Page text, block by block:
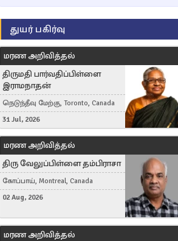
துயர் பகிர்வு
மரண அறிவித்தல்
திருமதி பார்வதிப்பிள்ளை
இராமநாதன்
நெடுந்தீவு மேற்கு, Toronto, Canada
31 Jul, 2026
மரண அறிவித்தல்
திரு வேலுப்பிள்ளை தம்பிராசா
கோப்பாய், Montreal, Canada
02 Aug, 2026
மரண அறிவித்தல்